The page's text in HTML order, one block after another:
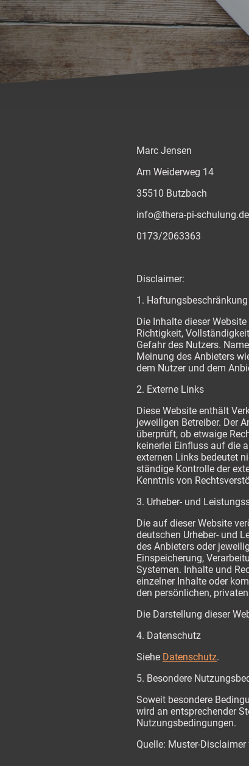
Marc Jensen
Am Weiderweg 14
35510 Butzbach
info@thera-pi-schulung.de
0173/2063363
Disclaimer:
1. Haftungsbeschränkung
Die Inhalte dieser
Richtigkeit,
Gefahr des Nutzers.
Meinung des Anbieters
dem Nutzer und dem
2. Externe Links
Diese Website enthält
jeweiligen Betreiber. Der
überprüft, ob etwaige
keinerlei Einfluss auf die
externen Links bedeutet
ständige Kontrolle der
Kenntnis von
3. Urheber- und
Die auf dieser Website
deutschen Urheber- und
des Anbieters oder
Einspeicherung,
Systemen. Inhalte und
einzelner Inhalte oder
den persönlichen,
Die Darstellung dieser
4. Datenschutz
Siehe Datenschutz.
5. Besondere
Soweit besondere
wird an entsprechender
Nutzungsbedingungen.
Quelle: Muster-Disclaimer